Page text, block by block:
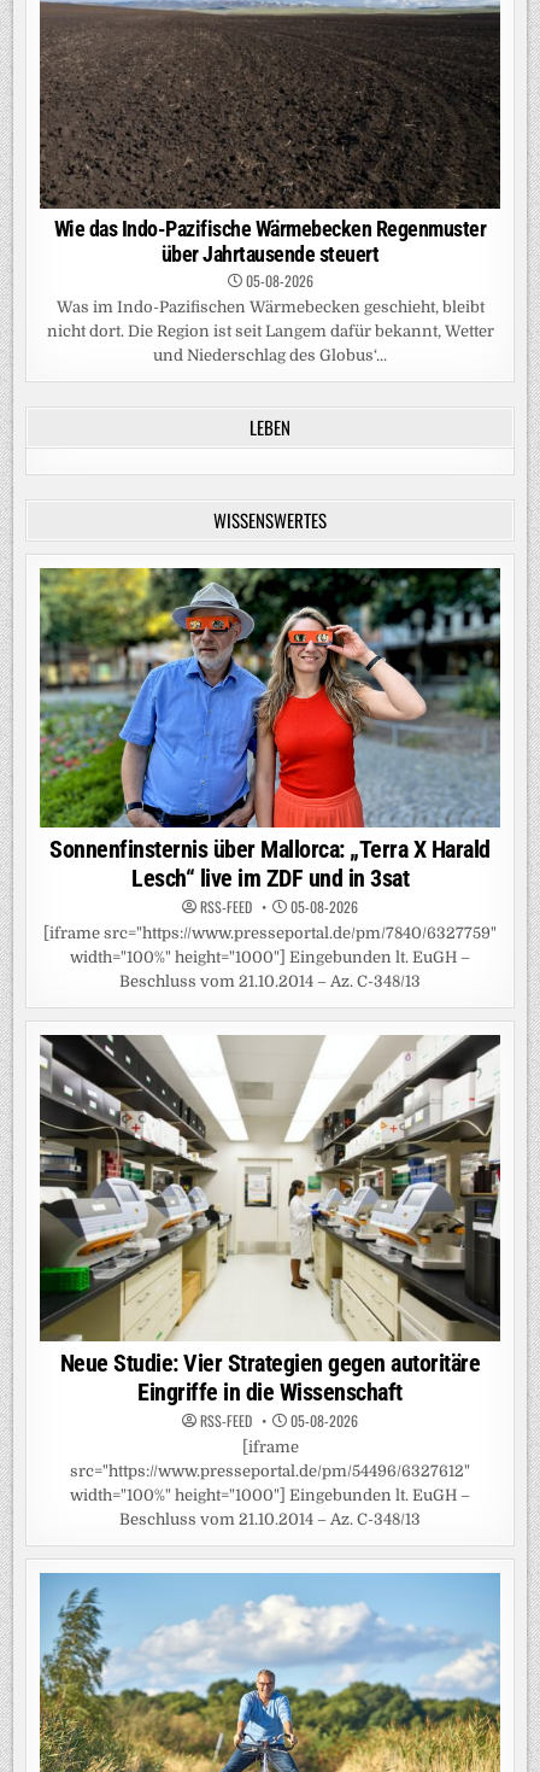
Wie das Indo-Pazifische Wärmebecken Regenmuster
über Jahrtausende steuert
05-08-2026
Was im Indo-Pazifischen Wärmebecken geschieht, bleibt
nicht dort. Die Region ist seit Langem dafür bekannt, Wetter
und Niederschlag des Globus‘...
LEBEN
WISSENSWERTES
Sonnenfinsternis über Mallorca: „Terra X Harald
Lesch“ live im ZDF und in 3sat
RSS-FEED 05-08-2026
[iframe src="https://www.presseportal.de/pm/7840/6327759"
width="100%" height="1000"] Eingebunden lt. EuGH –
Beschluss vom 21.10.2014 – Az. C-348/13
Neue Studie: Vier Strategien gegen autoritäre
Eingriffe in die Wissenschaft
RSS-FEED 05-08-2026
[iframe
src="https://www.presseportal.de/pm/54496/6327612"
width="100%" height="1000"] Eingebunden lt. EuGH –
Beschluss vom 21.10.2014 – Az. C-348/13